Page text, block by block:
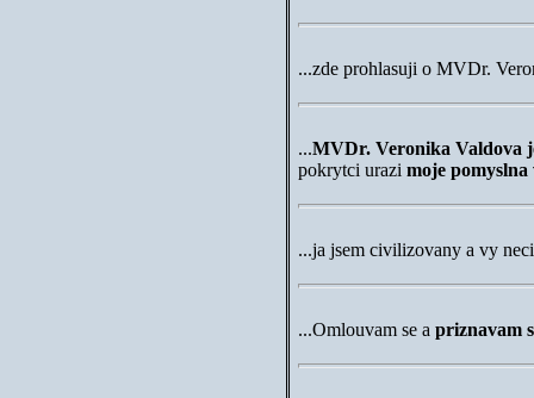
...zde prohlasuji o MVDr.
...MVDr. Veronika Valdova
pokrytci urazi moje
...ja jsem civilizovany a vy
...Omlouvam se a priznavam